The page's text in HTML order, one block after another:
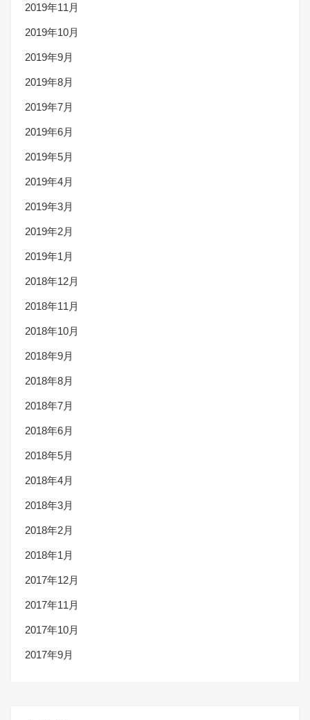
2019年11月
2019年10月
2019年9月
2019年8月
2019年7月
2019年6月
2019年5月
2019年4月
2019年3月
2019年2月
2019年1月
2018年12月
2018年11月
2018年10月
2018年9月
2018年8月
2018年7月
2018年6月
2018年5月
2018年4月
2018年3月
2018年2月
2018年1月
2017年12月
2017年11月
2017年10月
2017年9月